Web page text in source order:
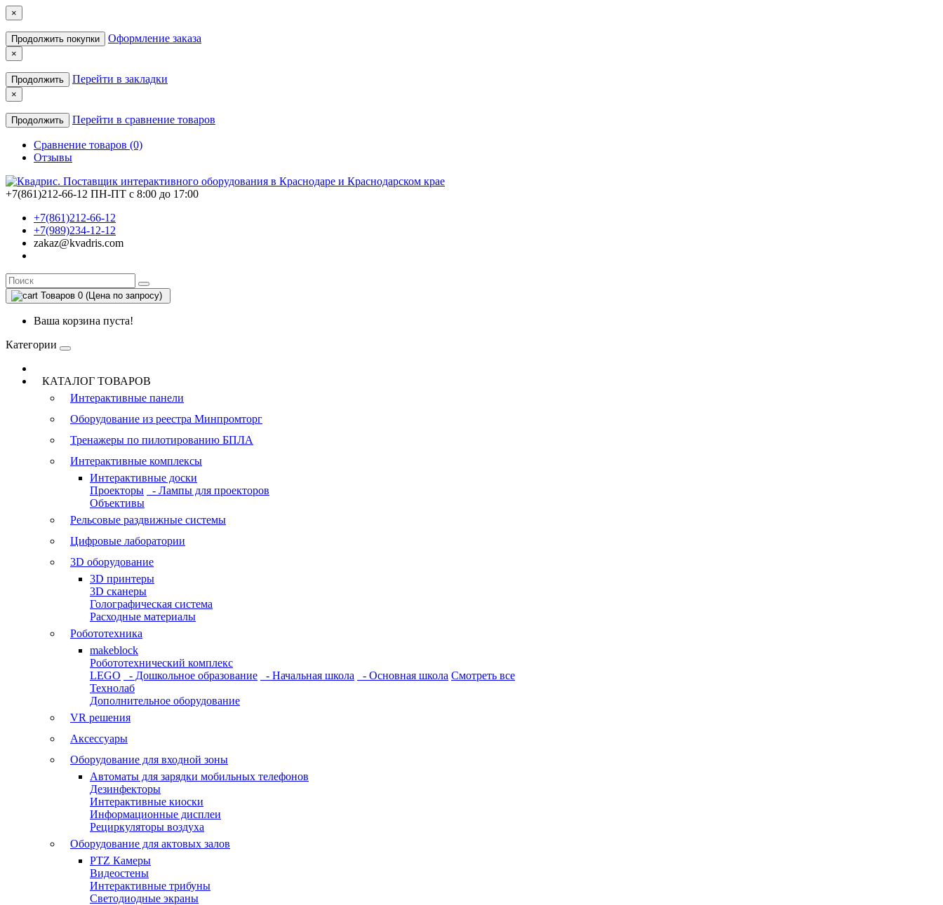
×
Продолжить покупки Оформление заказа
×
Продолжить Перейти в закладки
×
Продолжить Перейти в сравнение товаров
Сравнение товаров (0)
Отзывы
+7(861)212-66-12 ПН-ПТ с 8:00 до 17:00
+7(861)212-66-12
+7(989)234-12-12
zakaz@kvadris.com
Товаров 0 (Цена по запросу)
Ваша корзина пуста!
Категории
КАТАЛОГ ТОВАРОВ
Интерактивные панели
Оборудование из реестра Минпромторг
Тренажеры по пилотированию БПЛА
Интерактивные комплексы
Интерактивные доски
Проекторы
- Лампы для проекторов
Объективы
Рельсовые раздвижные системы
Цифровые лаборатории
3D оборудование
3D принтеры
3D сканеры
Голографическая система
Расходные материалы
Робототехника
makeblock
Робототехнический комплекс
LEGO
- Дошкольное образование - Начальная школа - Основная школа Смотреть все
Технолаб
Дополнительное оборудование
VR решения
Аксессуары
Оборудование для входной зоны
Автоматы для зарядки мобильных телефонов
Дезинфекторы
Интерактивные киоски
Информационные дисплеи
Рециркуляторы воздуха
Оборудование для актовых залов
PTZ Камеры
Видеостены
Интерактивные трибуны
Светодиодные экраны